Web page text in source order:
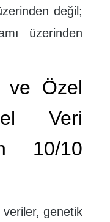
değil;
üzerinden
ve Özel
Veri
10/10
veriler, genetik